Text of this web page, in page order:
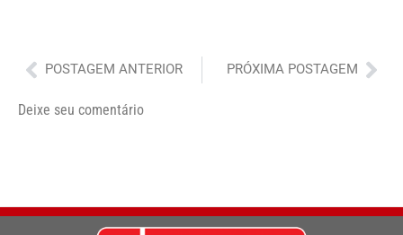
Anterior
POSTAGEM ANTERIOR PRÓXIMA POSTAGEM
Deixe seu comentário